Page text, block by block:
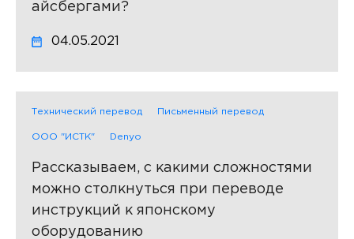
айсбергами?
04.05.2021
Технический перевод Письменный перевод
ООО "ИСТК" Denyo
Рассказываем, с какими сложностями
можно столкнуться при переводе
инструкций к японскому
оборудованию